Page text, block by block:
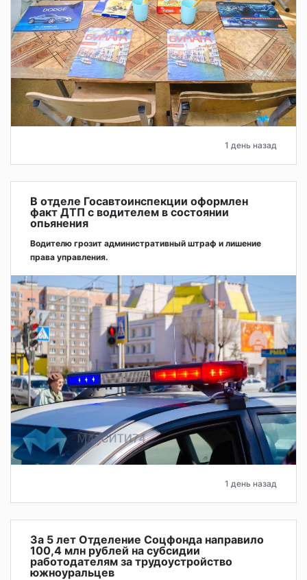
1 день назад
В отделе Госавтоинспекции оформлен
факт ДТП с водителем в состоянии
опьянения
Водителю грозит административный штраф и лишение
права управления.
1 день назад
За 5 лет Отделение Соцфонда направило
100,4 млн рублей на субсидии
работодателям за трудоустройство
южноуральцев